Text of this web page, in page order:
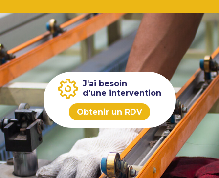
J'ai besoin
d'une intervention
Obtenir un RDV